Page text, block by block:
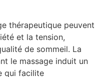
thérapeutique peuvent
et la tension,
de sommeil. La
le massage induit un
qui facilite